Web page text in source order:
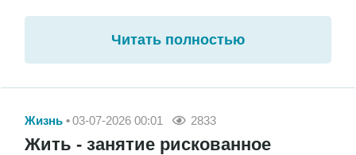
Читать полностью
Жизнь 03-07-2026 00:01 2833
Жить - занятие рискованное